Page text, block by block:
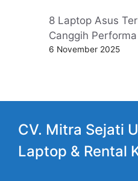
8 Laptop Asus
Canggih
6 November 2025
CV. Mitra Sejati
Laptop & Rental